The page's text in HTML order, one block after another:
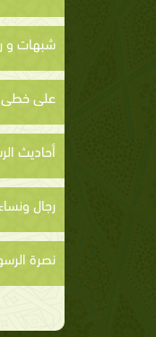
شبهات و
على
أحاديث
رجال
نصرة